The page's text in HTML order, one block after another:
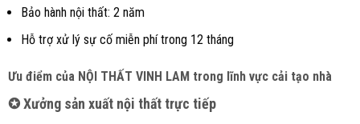
Bảo hành nội thất: 2 năm
Hỗ trợ xử lý sự cố miễn phí trong 12 tháng
Ưu điểm của NỘI THẤT VINH LAM trong lĩnh vực cải tạo nhà
✪ Xưởng sản xuất nội thất trực tiếp